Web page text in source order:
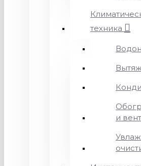
техника
и